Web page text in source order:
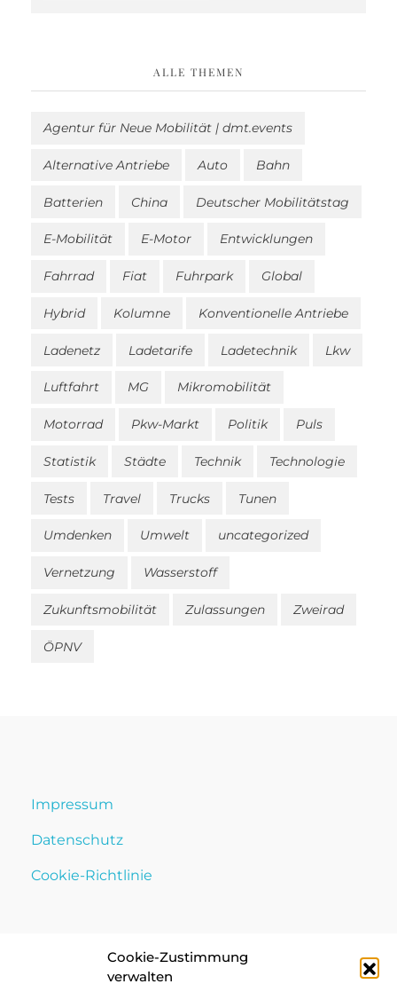
Cookie-Zustimmung
verwalten
ALLE THEMEN
Agentur für Neue Mobilität | dmt.events
Alternative Antriebe Auto Bahn
Batterien China Deutscher Mobilitätstag
E-Mobilität E-Motor Entwicklungen
Fahrrad Fiat Fuhrpark Global
Hybrid Kolumne Konventionelle Antriebe
Ladenetz Ladetarife Ladetechnik Lkw
Luftfahrt MG Mikromobilität
Motorrad Pkw-Markt Politik Puls
Statistik Städte Technik Technologie
Tests Travel Trucks Tunen
Umdenken Umwelt uncategorized
Vernetzung Wasserstoff
Zukunftsmobilität Zulassungen Zweirad
ÖPNV
Impressum
Datenschutz
Cookie-Richtlinie